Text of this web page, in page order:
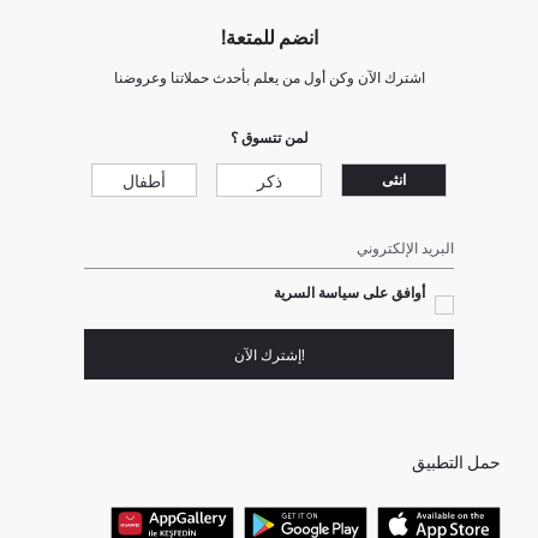
انضم للمتعة!
اشترك الآن وكن أول من يعلم بأحدث حملاتنا وعروضنا
لمن تتسوق ؟
انثى ذكر أطفال
البريد الإلكتروني
أوافق على سياسة السرية
!إشترك الآن
حمل التطبيق